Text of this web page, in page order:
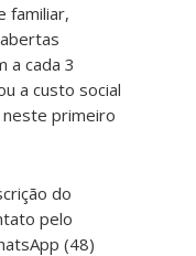
familiar,
a cada 3
a custo social
neste primeiro
do
pelo
(48)